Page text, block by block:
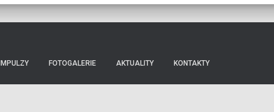
IMPULZY FOTOGALERIE AKTUALITY KONTAKTY